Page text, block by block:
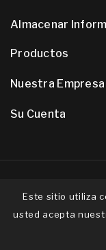
Almacenar
Productos
Nuestra Empresa
Su Cuenta
Este sitio utiliza
usted acepta
© 2026 - Software